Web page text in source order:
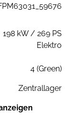
198 kW / 269 PS
Elektro
4 (Green)
Zentrallager